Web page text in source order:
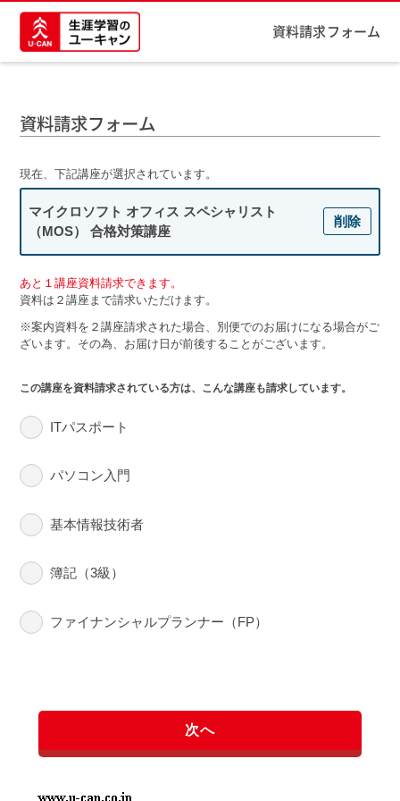
資料請求フォーム
資料請求フォーム
現在、下記講座が選択されています。
マイクロソフト オフィス スペシャリスト
（MOS） 合格対策講座
削除
あと１講座資料請求できます。
資料は２講座まで請求いただけます。
※案内資料を２講座請求された場合、別便でのお届けになる場合がご
ざいます。その為、お届け日が前後することがございます。
この講座を資料請求されている方は、こんな講座も請求しています。
ITパスポート
パソコン入門
基本情報技術者
簿記（3級）
ファイナンシャルプランナー（FP）
次へ